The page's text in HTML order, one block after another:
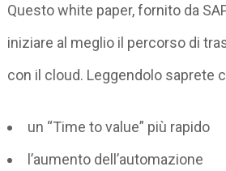
Questo white paper, fornito da
iniziare al meglio il percorso di
con il cloud. Leggendolo saprete
un “Time to value” più rapido
l’aumento dell’automazione